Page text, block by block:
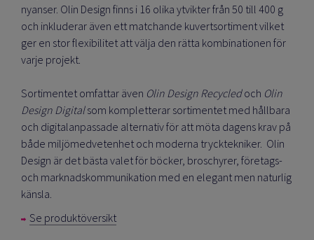
nyanser. Olin Design finns i 16 olika ytvikter från 50 till 400 g
och inkluderar även ett matchande kuvertsortiment vilket
ger en stor flexibilitet att välja den rätta kombinationen för
varje projekt.
Sortimentet omfattar även Olin Design Recycledoch Olin
Design Digitalsom kompletterar sortimentet med hållbara
och digitalanpassade alternativ för att möta dagens krav på
både miljömedvetenhet och moderna trycktekniker. Olin
Design är det bästa valet för böcker, broschyrer, företags-
och marknadskommunikation med en elegant men naturlig
känsla.
Se produktöversikt